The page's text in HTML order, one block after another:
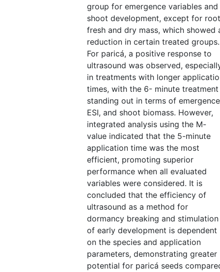
group for emergence variables and
shoot development, except for root
fresh and dry mass, which showed
reduction in certain treated groups.
For paricá, a positive response to
ultrasound was observed,
in treatments with longer
times, with the 6- minute treatment
standing out in terms of
ESI, and shoot biomass. However,
integrated analysis using the M-
value indicated that the 5-minute
application time was the most
efficient, promoting superior
performance when all evaluated
variables were considered. It is
concluded that the efficiency of
ultrasound as a method for
dormancy breaking and stimulation
of early development is dependent
on the species and application
parameters, demonstrating greater
potential for paricá seeds